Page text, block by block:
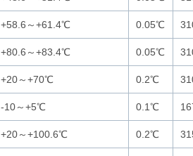
+58.6～+61.4℃ 0.05℃
+80.6～+83.4℃ 0.05℃
+20～+70℃ 0.2℃
-10～+5℃ 0.1℃
+20～+100.6℃ 0.2℃